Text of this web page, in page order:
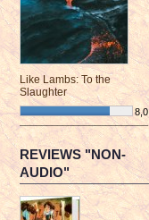
Like Lambs: To the
Slaughter
8,0
¯¯¯¯¯¯¯¯¯¯¯¯¯¯¯¯¯¯¯¯¯¯¯¯
REVIEWS "NON-
AUDIO"